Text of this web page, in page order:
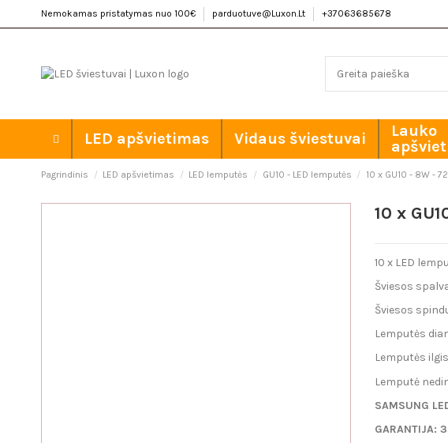
Nemokamas pristatymas nuo 100€ parduotuve@Luxon.Lt +37063685678
LED apšvietimas Vidaus šviestuvai
Lauko
Pagrindinis LED apšvietimas LED lemputės GU10 - LED lemputės 10 x GU10 - 8W -
10 x
10 x LED
Šviesos
Šviesos
Lemputės
Lemputės
Lemputė
SAMSUNG
GARANTIJA: